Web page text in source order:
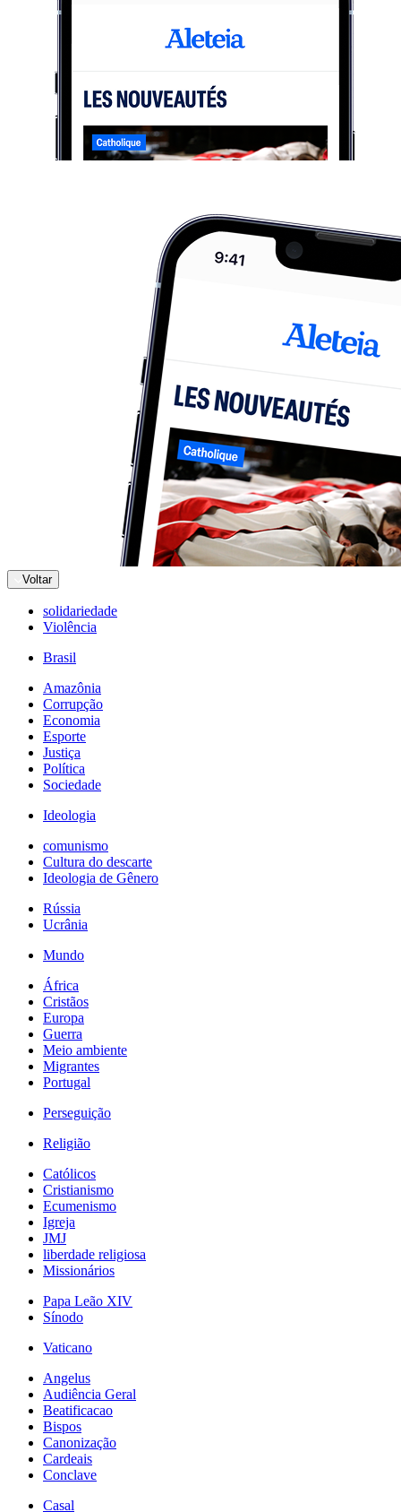
Voltar
solidariedade
Violência
Brasil
Amazônia
Corrupção
Economia
Esporte
Justiça
Política
Sociedade
Ideologia
comunismo
Cultura do descarte
Ideologia de Gênero
Rússia
Ucrânia
Mundo
África
Cristãos
Europa
Guerra
Meio ambiente
Migrantes
Portugal
Perseguição
Religião
Católicos
Cristianismo
Ecumenismo
Igreja
JMJ
liberdade religiosa
Missionários
Papa Leão XIV
Sínodo
Vaticano
Angelus
Audiência Geral
Beatificacao
Bispos
Canonização
Cardeais
Conclave
Casal